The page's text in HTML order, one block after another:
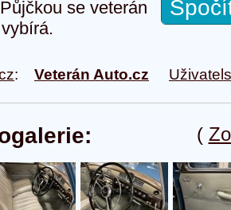
se veterán
: Veterán Auto.cz
(